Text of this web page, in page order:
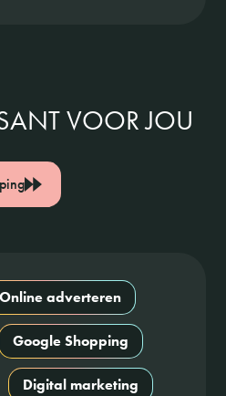
VOOR JOU
Online adverteren
Google Shopping
Digital marketing